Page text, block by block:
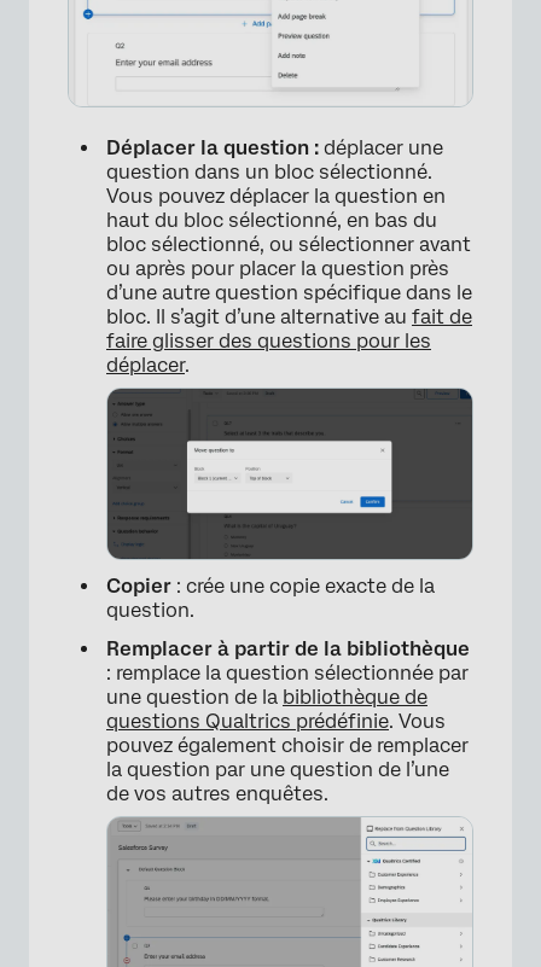
×
Déplacer la question : déplacer une
question dans un bloc sélectionné.
Vous pouvez déplacer la question en
haut du bloc sélectionné, en bas du
bloc sélectionné, ou sélectionner avant
ou après pour placer la question près
d’une autre question spécifique dans le
bloc. Il s’agit d’une alternative au fait de
faire glisser des questions pour les
déplacer.
Copier : crée une copie exacte de la
question.
Remplacer à partir de la bibliothèque
: remplace la question sélectionnée par
une question de la bibliothèque de
questions Qualtrics prédéfinie. Vous
pouvez également choisir de remplacer
la question par une question de l’une
de vos autres enquêtes.